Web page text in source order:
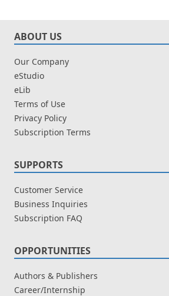
ABOUT US
Our Company
eStudio
eLib
Terms of Use
Privacy Policy
Subscription Terms
SUPPORTS
Customer Service
Business Inquiries
Subscription FAQ
OPPORTUNITIES
Authors & Publishers
Career/Internship